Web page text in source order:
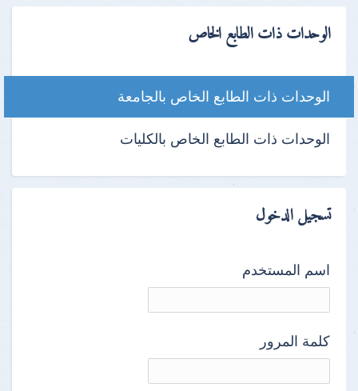
الوحدات ذات الطابع الخاص
الوحدات ذات الطابع الخاص بالجامعة
الوحدات ذات الطابع الخاص بالكليات
تسجيل الدخول
اسم المستخدم
كلمة المرور